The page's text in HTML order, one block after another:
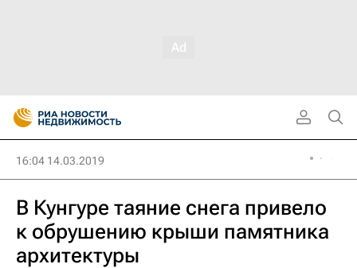
16:04 14.03.2019
В Кунгуре таяние снега привело
к обрушению крыши памятника
архитектуры